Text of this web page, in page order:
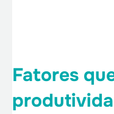
Fatores